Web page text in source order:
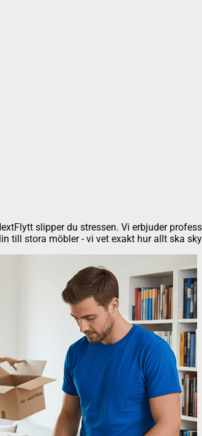
slipper du stressen. Vi erbjuder
till stora möbler - vi vet exakt hur allt ska